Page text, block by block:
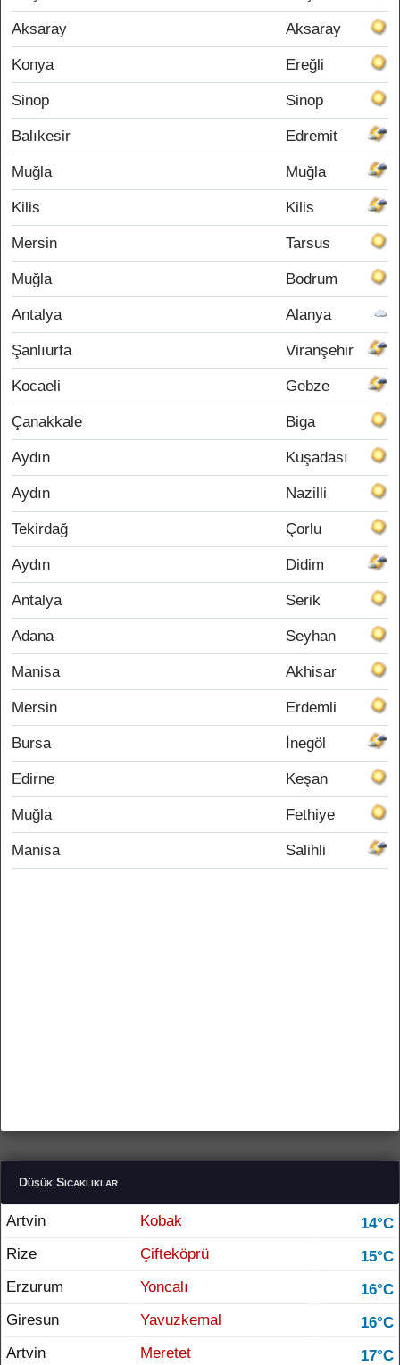
Aksaray Aksaray
Konya Ereğli
Sinop Sinop
Balıkesir Edremit
Muğla Muğla
Kilis Kilis
Mersin Tarsus
Muğla Bodrum
Antalya Alanya
Şanlıurfa Viranşehir
Kocaeli Gebze
Çanakkale Biga
Aydın Kuşadası
Aydın Nazilli
Tekirdağ Çorlu
Aydın Didim
Antalya Serik
Adana Seyhan
Manisa Akhisar
Mersin Erdemli
Bursa İnegöl
Edirne Keşan
Muğla Fethiye
Manisa Salihli
Düşük Sıcaklıklar
Artvin Kobak
14°C
Rize
Çifteköprü
15°C
Erzurum
Yoncalı
16°C
Giresun
Yavuzkemal
16°C
Artvin
Meretet
17°C